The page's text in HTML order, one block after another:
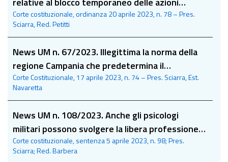
esecutive nei confronti degli enti del servizio
sanitario
Corte costituzionale, ordinanza 20 aprile 2023, n. 78 – Pres.
Sciarra, Red. Petitti
News UM n. 67/2023. Illegittima la norma della
regione Campania che predetermina il
fabbisogno sanitario per i centri diurni per
anziani
Corte Costituzionale, 17 aprile 2023, n. 74 – Pres. Sciarra, Est.
Navaretta
News UM n. 108/2023. Anche gli psicologi
militari possono svolgere la libera professione
alla stessa stregua dei medici militari
Corte costituzionale, sentenza 5 aprile 2023, n. 98; Pres.
Sciarra; Red. Barbera